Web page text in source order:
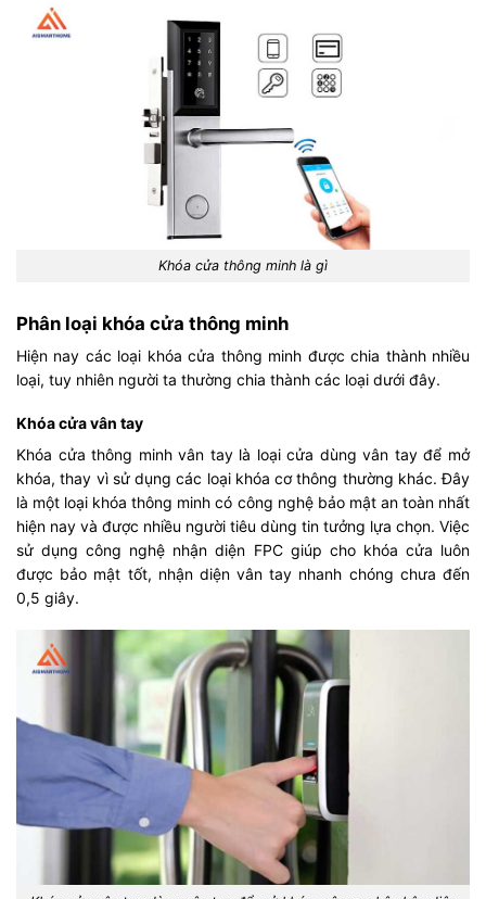
Khóa cửa thông minh là gì
Phân loại khóa cửa thông minh
Hiện nay các loại khóa cửa thông minh được chia thành nhiều
loại, tuy nhiên người ta thường chia thành các loại dưới đây.
Khóa cửa vân tay
Khóa cửa thông minh vân tay là loại cửa dùng vân tay để mở
khóa, thay vì sử dụng các loại khóa cơ thông thường khác. Đây
là một loại khóa thông minh có công nghệ bảo mật an toàn nhất
hiện nay và được nhiều người tiêu dùng tin tưởng lựa chọn. Việc
sử dụng công nghệ nhận diện FPC giúp cho khóa cửa luôn
được bảo mật tốt, nhận diện vân tay nhanh chóng chưa đến
0,5 giây.